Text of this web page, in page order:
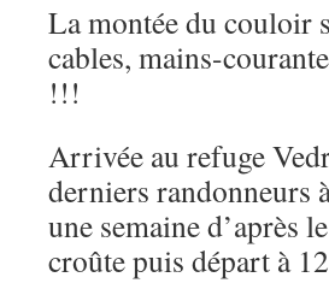
La montée du couloir
cables, mains-
!!!
Arrivée au refuge
derniers randonneurs
une semaine d’après
croûte puis départ à